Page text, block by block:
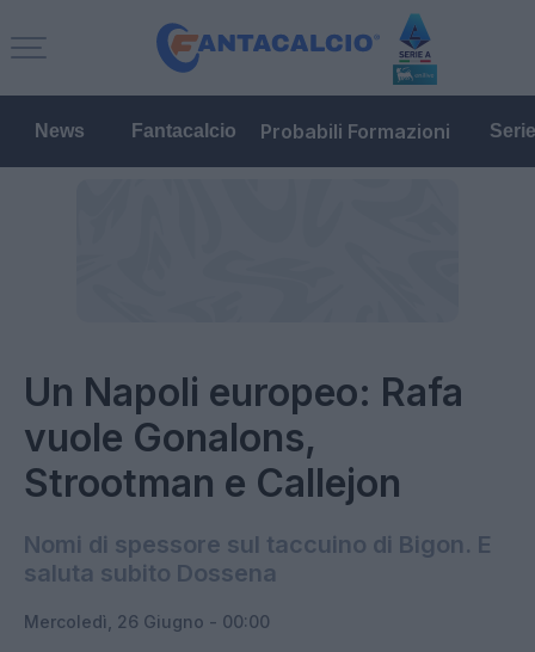
News Fantacalcio Probabili Formazioni
Un Napoli europeo: Rafa
vuole Gonalons,
Strootman e Callejon
Nomi di spessore sul taccuino di Bigon. E
saluta subito Dossena
Mercoledì, 26 Giugno - 00:00